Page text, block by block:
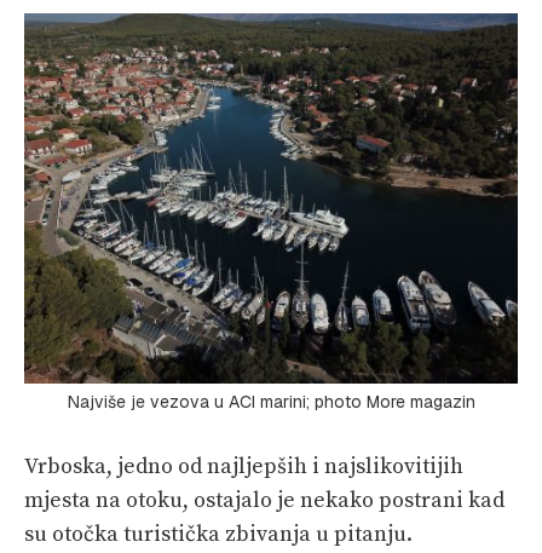
Najviše je vezova u ACI marini; photo More magazin
Vrboska, jedno od najljepših i najslikovitijih
mjesta na otoku, ostajalo je nekako postrani kad
su otočka turistička zbivanja u pitanju.